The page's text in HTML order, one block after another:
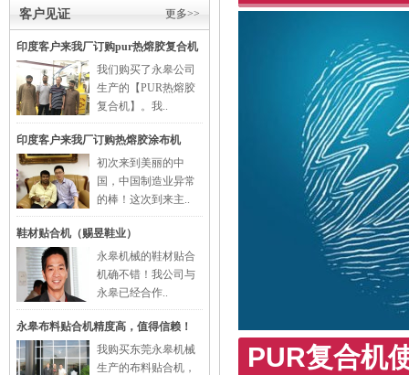
更多>>
客户见证
印度客户来我厂订购pur热熔胶复合机
我们购买了永皋公司
生产的【PUR热熔胶
复合机】。我..
印度客户来我厂订购热熔胶涂布机
初次来到美丽的中
国，中国制造业异常
的棒！这次到来主..
鞋材贴合机（赐昱鞋业）
永皋机械的鞋材贴合
机确不错！我公司与
永皋已经合作..
永皋布料贴合机精度高，值得信赖！
我购买东莞永皋机械
生产的布料贴合机，
PUR复合机